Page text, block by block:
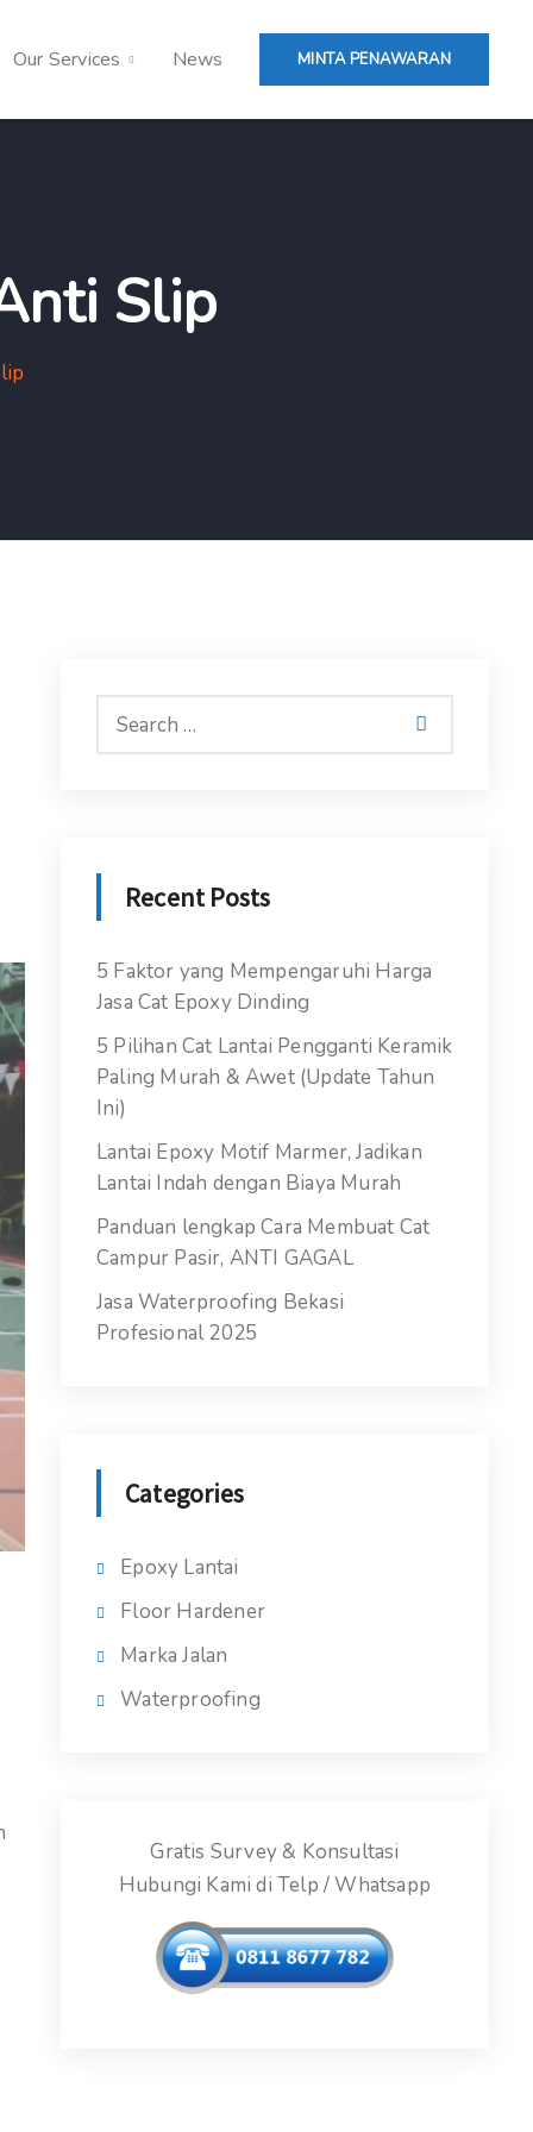
Our Services News MINTA PENAWARAN
Slip
Recent Posts
5 Faktor yang Mempengaruhi Harga
Jasa Cat Epoxy Dinding
5 Pilihan Cat Lantai Pengganti Keramik
Paling Murah & Awet (Update Tahun
Ini)
Lantai Epoxy Motif Marmer, Jadikan
Lantai Indah dengan Biaya Murah
Panduan lengkap Cara Membuat Cat
Campur Pasir, ANTI GAGAL
Jasa Waterproofing Bekasi
Profesional 2025
Categories
Epoxy Lantai
Floor Hardener
Marka Jalan
Waterproofing
Gratis Survey & Konsultasi
Hubungi Kami di Telp / Whatsapp